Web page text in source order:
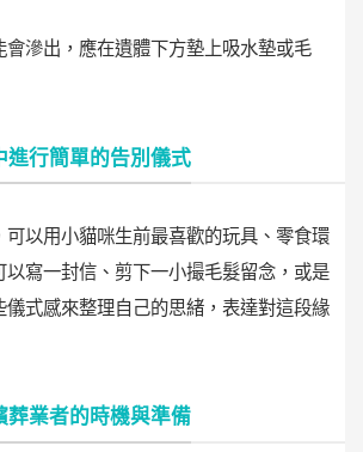
會滲出，應在遺體下方墊上吸水墊或毛
進行簡單的告別儀式
可以用小貓咪生前最喜歡的玩具、零食環
以寫一封信、剪下一小撮毛髮留念，或是
儀式感來整理自己的思緒，表達對這段緣
葬業者的時機與準備